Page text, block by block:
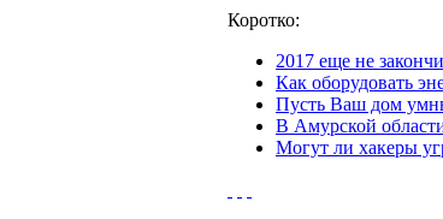
Коротко:
2017 еще не
Как оборудовать
Пусть Ваш дом
В Амурской
Могут ли хакеры